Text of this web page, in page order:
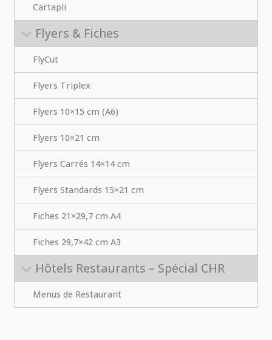
Cartapli
Flyers & Fiches
FlyCut
Flyers Triplex
Flyers 10×15 cm (A6)
Flyers 10×21 cm
Flyers Carrés 14×14 cm
Flyers Standards 15×21 cm
Fiches 21×29,7 cm A4
Fiches 29,7×42 cm A3
Hôtels Restaurants – Spécial CHR
Menus de Restaurant